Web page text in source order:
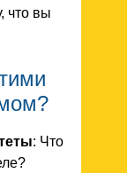
что вы
: Что